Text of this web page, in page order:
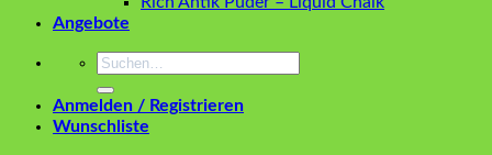
Angebote
Suchen
Anmelden / Registrieren
Wunschliste